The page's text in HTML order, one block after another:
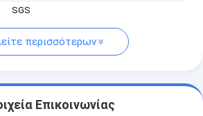
SGS
περισσότερων
Επικοινωνίας